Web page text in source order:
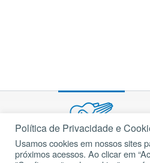
cancaonova.com© 2002 –
Todos os direitos reservados.
Política de Privacidade e
Usamos cookies em nossos sites
próximos acessos. Ao clicar em